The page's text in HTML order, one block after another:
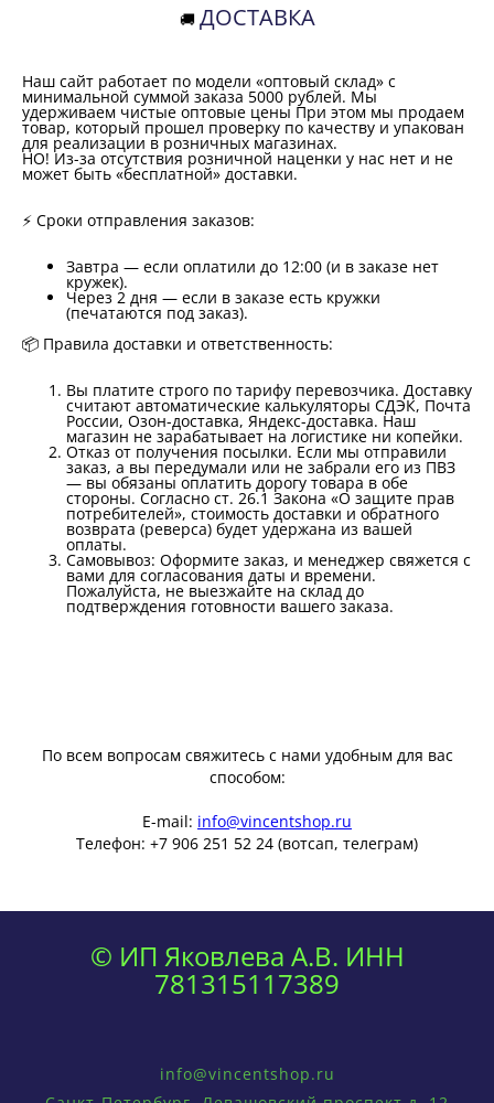
🚚 ДОСТАВКА
Наш сайт работает по модели «оптовый склад» с
минимальной суммой заказа 5000 рублей. Мы
удерживаем чистые оптовые цены При этом мы продаем
товар, который прошел проверку по качеству и упакован
для реализации в розничных магазинах.
НО! Из-за отсутствия розничной наценки у нас нет и не
может быть «бесплатной» доставки.
⚡️ Сроки отправления заказов:
Завтра — если оплатили до 12:00 (и в заказе нет
кружек).
Через 2 дня — если в заказе есть кружки
(печатаются под заказ).
📦 Правила доставки и ответственность:
Вы платите строго по тарифу перевозчика. Доставку
считают автоматические калькуляторы СДЭК, Почта
России, Озон-доставка, Яндекс-доставка. Наш
магазин не зарабатывает на логистике ни копейки.
Отказ от получения посылки. Если мы отправили
заказ, а вы передумали или не забрали его из ПВЗ
— вы обязаны оплатить дорогу товара в обе
стороны. Согласно ст. 26.1 Закона «О защите прав
потребителей», стоимость доставки и обратного
возврата (реверса) будет удержана из вашей
оплаты.
Самовывоз: Оформите заказ, и менеджер свяжется с
вами для согласования даты и времени.
Пожалуйста, не выезжайте на склад до
подтверждения готовности вашего заказа.
По всем вопросам свяжитесь с нами удобным для вас
способом:
E-mail: info@vincentshop.ru
Телефон: +7 906 251 52 24 (вотсап, телеграм)
© ИП Яковлева А.В. ИНН
781315117389
info@vincentshop.ru